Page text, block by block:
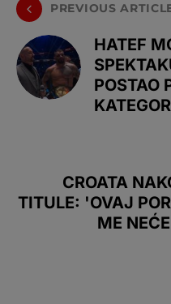
PREVIOUS
HATEF
POSTAO
CROATA
TITULE: 'OVAJ
ME